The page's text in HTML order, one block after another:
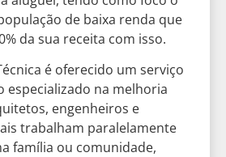
de baixa renda que
da sua receita com isso.
é oferecido um serviço
especializado na melhoria
engenheiros e
trabalham paralelamente
família ou comunidade,